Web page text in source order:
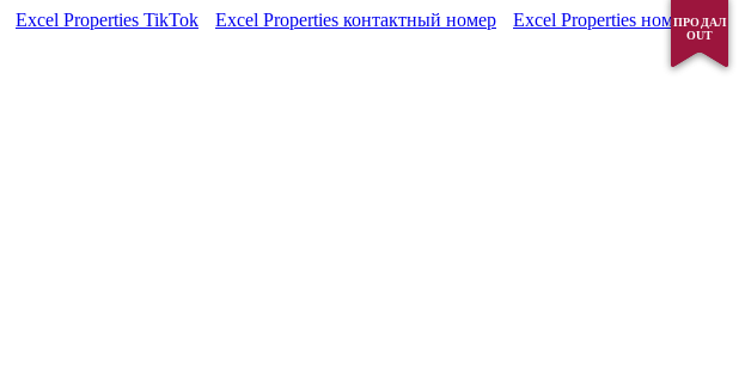
Excel Properties TikTok Excel Properties контактный номер
Excel Properties номерПРОДАЛ
OUT
ПРОДАЛ
OUT